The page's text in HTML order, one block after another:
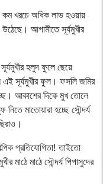
কম খরচে অধিক লাভ হওয়ায়
আগামীতে সূর্যমুখীর
সূর্যমুখীর হলুদ ফুলে ছেয়ে
এই সূর্যমুখীর ফুল। ফসলি জমির
আকাশের দিকে মুখ তোলে
মাতোয়ারা হচ্ছে সৌন্দর্য
প্রতিযোগিতা! তাইতো
মাঠে সৌন্দর্য পিপাসুদের